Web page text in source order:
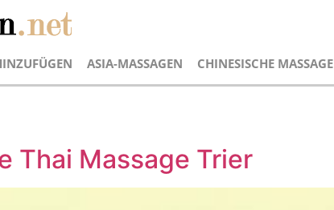
ASIA-MASSAGEN CHINESISCHE MASSAGE
Thai Massage Trier